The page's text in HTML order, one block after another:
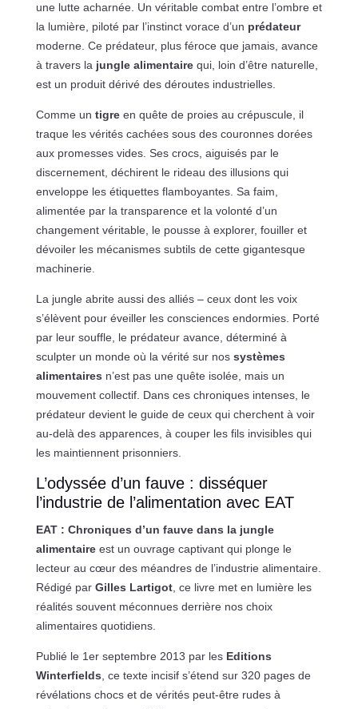
une lutte acharnée. Un véritable combat entre l’ombre et
la lumière, piloté par l’instinct vorace d’un prédateur
moderne. Ce prédateur, plus féroce que jamais, avance
à travers la jungle alimentairequi, loin d’être naturelle,
est un produit dérivé des déroutes industrielles.
Comme un tigreen quête de proies au crépuscule, il
traque les vérités cachées sous des couronnes dorées
aux promesses vides. Ses crocs, aiguisés par le
discernement, déchirent le rideau des illusions qui
enveloppe les étiquettes flamboyantes. Sa faim,
alimentée par la transparence et la volonté d’un
changement véritable, le pousse à explorer, fouiller et
dévoiler les mécanismes subtils de cette gigantesque
machinerie.
La jungle abrite aussi des alliés – ceux dont les voix
s’élèvent pour éveiller les consciences endormies. Porté
par leur souffle, le prédateur avance, déterminé à
sculpter un monde où la vérité sur nos systèmes
alimentaires n’est pas une quête isolée, mais un
mouvement collectif. Dans ces chroniques intenses, le
prédateur devient le guide de ceux qui cherchent à voir
au-delà des apparences, à couper les fils invisibles qui
les maintiennent prisonniers.
L’odyssée d’un fauve : disséquer
l’industrie de l’alimentation avec EAT
EAT : Chroniques d’un fauve dans la jungle
alimentaireest un ouvrage captivant qui plonge le
lecteur au cœur des méandres de l’industrie alimentaire.
Rédigé par Gilles Lartigot, ce livre met en lumière les
réalités souvent méconnues derrière nos choix
alimentaires quotidiens.
Publié le 1er septembre 2013 par les Editions
Winterfields , ce texte incisif s’étend sur 320 pages de
révélations chocs et de vérités peut-être rudes à